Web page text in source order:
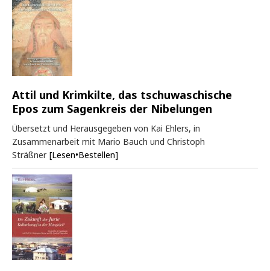
Attil und Krimkilte, das tschuwaschische
Epos zum Sagenkreis der Nibelungen
Übersetzt und Herausgegeben von Kai Ehlers, in
Zusammenarbeit mit Mario Bauch und Christoph
Sträßner [Lesen•Bestellen]